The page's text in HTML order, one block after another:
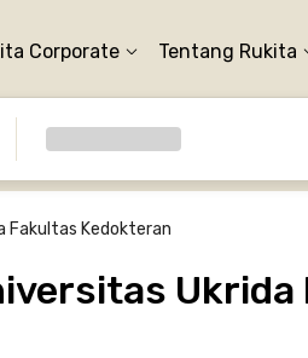
Corporate Tentang Rukita
Fakultas Kedokteran